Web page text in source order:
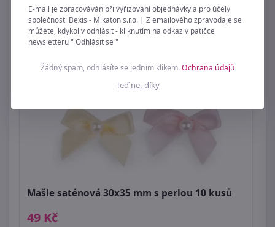
Mašle saténová 30x35 mm s perlou 10 kusů
49 Kč
E-mail je zpracováván při vyřizování objednávky a pro účely
společnosti Bexis - Mikaton s.r.o. | Z emailového zpravodaje se
můžete, kdykoliv odhlásit - kliknutím na odkaz v patičce
newsletteru " Odhlásit se "
Žádný spam, odhlásíte se jedním klikem.Ochrana údajů
Teď ne, díky